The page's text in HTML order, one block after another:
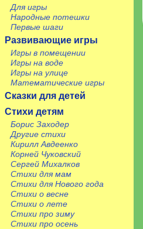
Для игры
Народные потешки
Первые шаги
Развивающие игры
Игры в помещении
Игры на воде
Игры на улице
Математические игры
Сказки для детей
Стихи детям
Борис Заходер
Другие стихи
Кирилл Авдеенко
Корней Чуковский
Сергей Михалков
Стихи для мам
Стихи для Нового года
Стихи о весне
Стихи о лете
Стихи про зиму
Стихи про осень